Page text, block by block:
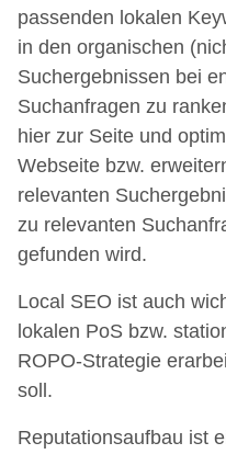
passenden lokalen
in den organischen
Suchergebnissen bei
Suchanfragen zu
hier zur Seite und
Webseite bzw.
relevanten
zu relevanten
gefunden wird.
Local SEO ist auch
lokalen PoS bzw.
ROPO-Strategie
soll.
Reputationsaufbau ist